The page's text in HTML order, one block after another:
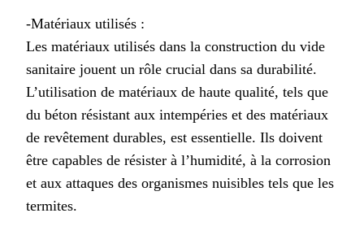
-Matériaux utilisés :
Les matériaux utilisés dans la construction du vide
sanitaire jouent un rôle crucial dans sa durabilité.
L’utilisation de matériaux de haute qualité, tels que
du béton résistant aux intempéries et des matériaux
de revêtement durables, est essentielle. Ils doivent
être capables de résister à l’humidité, à la corrosion
et aux attaques des organismes nuisibles tels que les
termites.